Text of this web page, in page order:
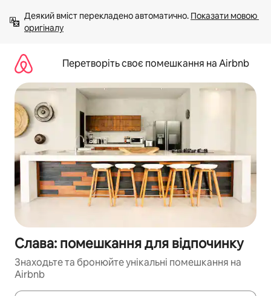
вмісту
Деякий вміст перекладено автоматично. Показати мовою
оригіналу
Перетворіть своє помешкання на Airbnb
Слава: помешкання для відпочинку
Знаходьте та бронюйте унікальні помешкання на
Airbnb